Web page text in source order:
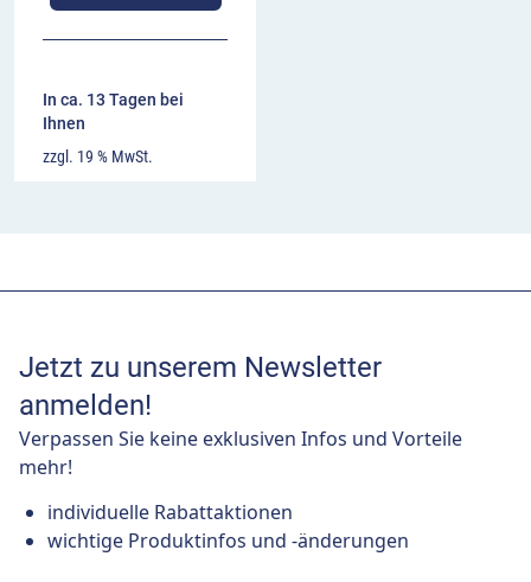
In ca. 13 Tagen bei
Ihnen
zzgl. 19 % MwSt.
Jetzt zu unserem Newsletter
anmelden!
Verpassen Sie keine exklusiven Infos und Vorteile
mehr!
individuelle Rabattaktionen
wichtige Produktinfos und -änderungen